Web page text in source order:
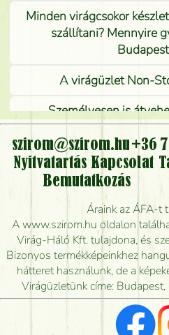
Minden virágcsokor
szállítani? Mennyire
A virágüzlet Non-
Személyesen is
virágcsokrot, vagy csak
Vidékre is
Meddig rendelhetek
Mennyire gyorsan tudják
mikor tudják
Vörös rózsát
Milyen visszajelzést
szirom@szirom.hu +36
Nyitvatartás Kapcsolat
Bemutatkozás
Áraink az ÁFA-t
A www.szirom.hu oldalon
Virág-Háló Kft. tulajdona, és
Bizonyos termékképeinkhez
hátteret használunk, de a
Virágüzletünk címe: